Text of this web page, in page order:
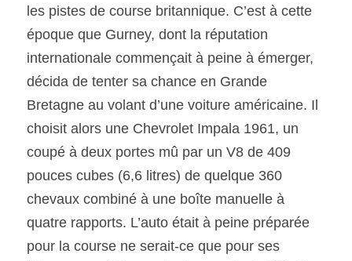
les pistes de course britannique. C’est à cette
époque que Gurney, dont la réputation
internationale commençait à peine à émerger,
décida de tenter sa chance en Grande
Bretagne au volant d’une voiture américaine. Il
choisit alors une Chevrolet Impala 1961, un
coupé à deux portes mû par un V8 de 409
pouces cubes (6,6 litres) de quelque 360
chevaux combiné à une boîte manuelle à
quatre rapports. L’auto était à peine préparée
pour la course ne serait-ce que pour ses